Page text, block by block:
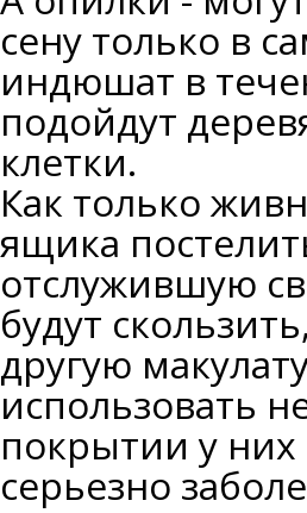
сену только в
индюшат в
подойдут
клетки.
Как только
ящика
отслужившую
будут
другую
использовать
покрытии у них
серьезно